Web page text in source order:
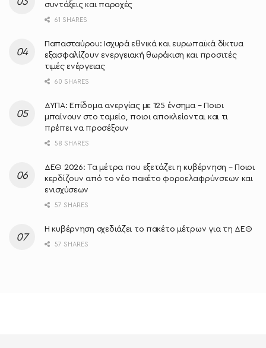
συντάξεις και παροχές
61 SHARES
Παπασταύρου: Ισχυρά εθνικά και ευρωπαϊκά δίκτυα
εξασφαλίζουν ενεργειακή θωράκιση και προσιτές
τιμές ενέργειας
60 SHARES
ΔΥΠΑ: Επίδομα ανεργίας με 125 ένσημα – Ποιοι
μπαίνουν στο ταμείο, ποιοι αποκλείονται και τι
πρέπει να προσέξουν
58 SHARES
ΔΕΘ 2026: Τα μέτρα που εξετάζει η κυβέρνηση – Ποιοι
κερδίζουν από το νέο πακέτο φοροελαφρύνσεων και
ενισχύσεων
57 SHARES
Η κυβέρνηση σχεδιάζει το πακέτο μέτρων για τη ΔΕΘ
57 SHARES